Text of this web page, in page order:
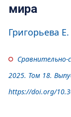
мира
Григорьева
Сравнительно-
2025. Том 18.
https://doi.org/